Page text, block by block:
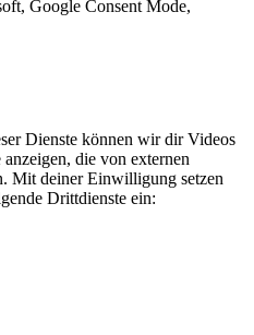
Google Consent Mode,
Dienste können wir dir Videos
die von externen
Mit deiner Einwilligung setzen
Drittdienste ein: